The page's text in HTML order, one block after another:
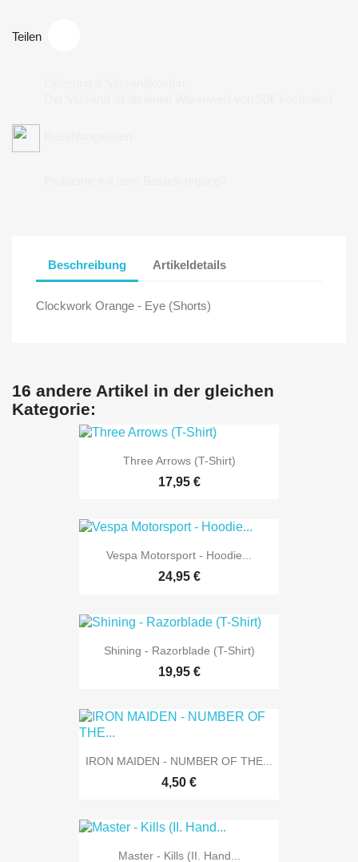
Teilen
Beschreibung Artikeldetails
Clockwork Orange - Eye (Shorts)
16 andere Artikel in der gleichen
Kategorie:
Three Arrows (T-Shirt)
17,95 €
Vespa Motorsport - Hoodie...
24,95 €
Shining - Razorblade (T-Shirt)
19,95 €
IRON MAIDEN - NUMBER OF THE...
4,50 €
Master - Kills (II. Hand...